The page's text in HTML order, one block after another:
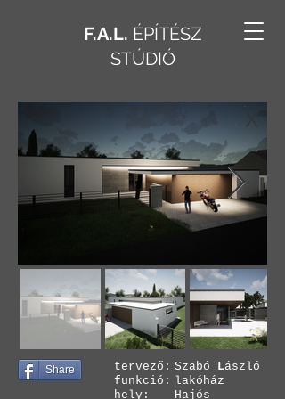
F.A.L. ÉPÍTÉSZ
STÚDIÓ
X
Share
tervező:
funkció:
hely:
Szabó László
lakóház
Hajós